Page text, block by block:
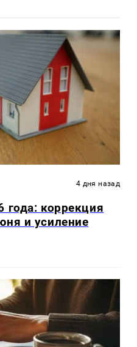
4 дня назад
года: коррекция
и усиление